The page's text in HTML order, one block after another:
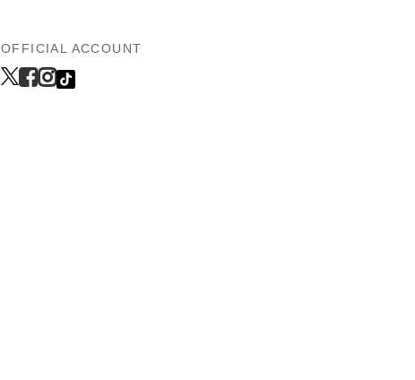
OFFICIAL ACCOUNT